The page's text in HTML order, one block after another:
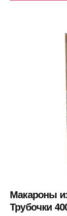
Макароны
Трубочки